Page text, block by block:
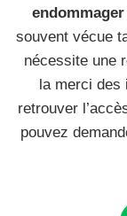
souvent vécue
nécessite une
la merci des
retrouver
pouvez